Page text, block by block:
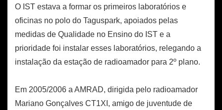
O IST estava a formar os primeiros laboratórios e
oficinas no polo do Taguspark, apoiados pelas
medidas de Qualidade no Ensino do IST e a
prioridade foi instalar esses laboratórios, relegando a
instalação da estação de radioamador para 2º plano.
Em 2005/2006 a AMRAD, dirigida pelo radioamador
Mariano Gonçalves CT1XI, amigo de juventude de